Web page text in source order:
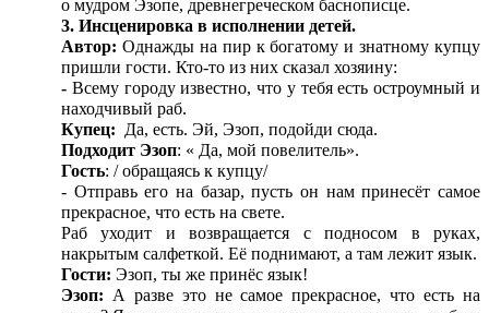
о мудром Эзопе, древнегреческом баснописце.
3. Инсценировка в исполнении детей.
Автор: Однажды на пир к богатому и знатному купцу
пришли гости. Кто-то из них сказал хозяину:
- Всему городу известно, что у тебя есть остроумный и
находчивый раб.
Купец: Да, есть. Эй, Эзоп, подойди сюда.
Подходит Эзоп: « Да, мой повелитель».
Гость: / обращаясь к купцу/
- Отправь его на базар, пусть он нам принесёт самое
прекрасное, что есть на свете.
Раб уходит и возвращается с подносом в руках,
накрытым салфеткой. Её поднимают, а там лежит язык.
Гости: Эзоп, ты же принёс язык!
Эзоп: А разве это не самое прекрасное, что есть на